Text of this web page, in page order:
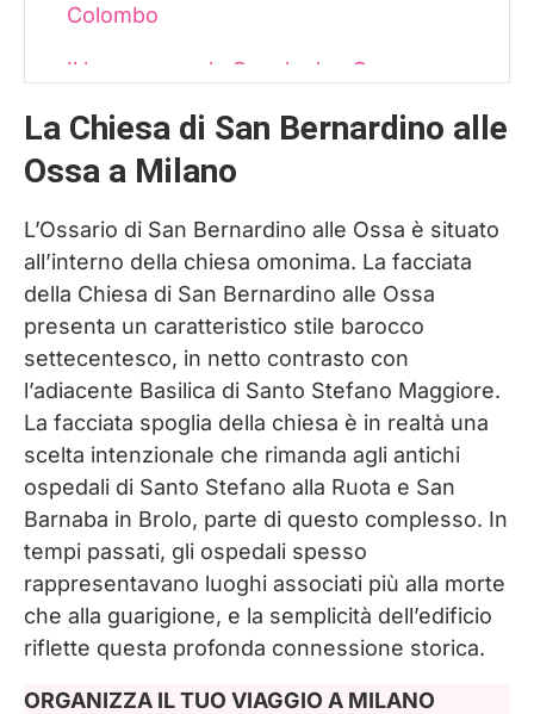
Colombo
Il legame con la Capela dos Ossos a
La danse macabre
Informazioni utili per visitare San
Bernardino alle Ossa a Milano
Dove dormire a Milano: hotel e ostelli per
ogni stile di viaggio
La Chiesa di San Bernardino alle
Ossa a Milano
L’Ossario di San Bernardino alle Ossa è situato
all’interno della chiesa omonima. La facciata
della Chiesa di San Bernardino alle Ossa
presenta un caratteristico stile barocco
settecentesco, in netto contrasto con
l’adiacente Basilica di Santo Stefano Maggiore.
La facciata spoglia della chiesa è in realtà una
scelta intenzionale che rimanda agli antichi
ospedali di Santo Stefano alla Ruota e San
Barnaba in Brolo, parte di questo complesso. In
tempi passati, gli ospedali spesso
rappresentavano luoghi associati più alla morte
che alla guarigione, e la semplicità dell’edificio
riflette questa profonda connessione storica.
ORGANIZZA IL TUO VIAGGIO A MILANO